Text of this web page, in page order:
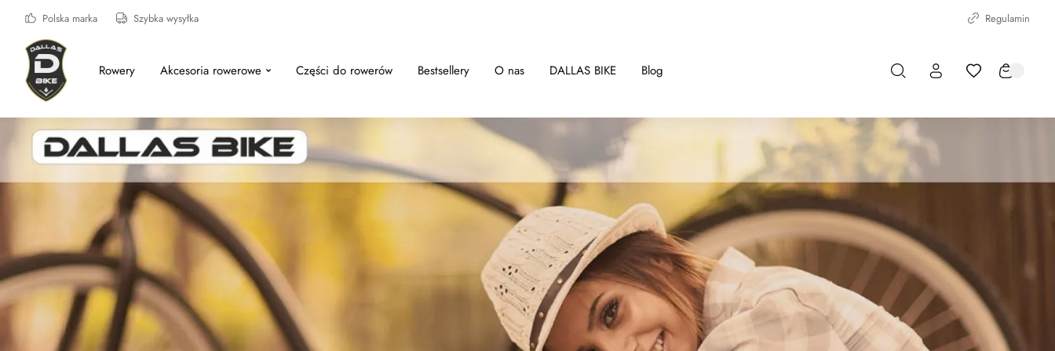
Polska marka Szybka wysyłka Regulamin
Rowery Akcesoria rowerowe Części do rowerów Bestsellery O nas DALLAS BIKE Blog